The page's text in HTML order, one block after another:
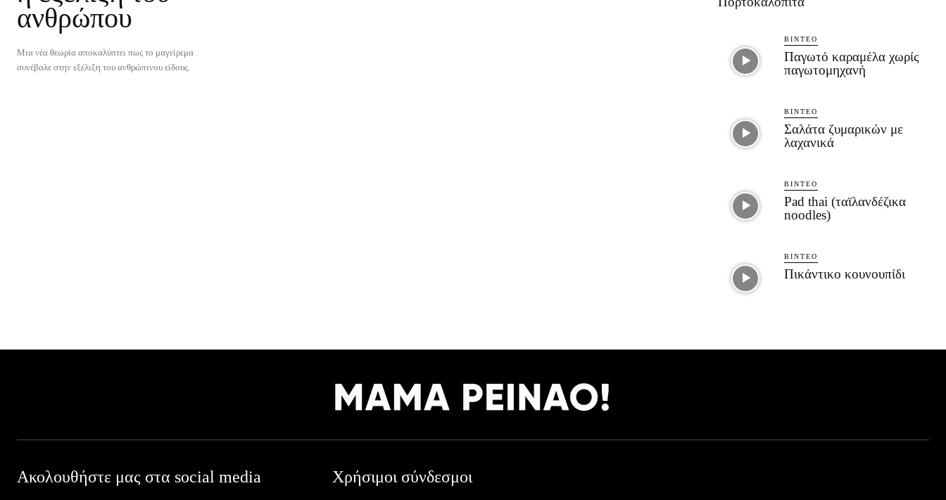
ανθρώπου
Μια νέα θεωρία αποκαλύπτει πως το μαγείρεμα
συνέβαλε στην εξέλιξη του ανθρώπινου είδους.
ΒΊΝΤΕΟ
Παγωτό καραμέλα χωρίς
παγωτομηχανή
ΒΊΝΤΕΟ
Σαλάτα ζυμαρικών με
λαχανικά
ΒΊΝΤΕΟ
Pad thai (ταϊλανδέζικα
noodles)
ΒΊΝΤΕΟ
Πικάντικο κουνουπίδι
Ακολουθήστε μας στα social media Χρήσιμοι σύνδεσμοι